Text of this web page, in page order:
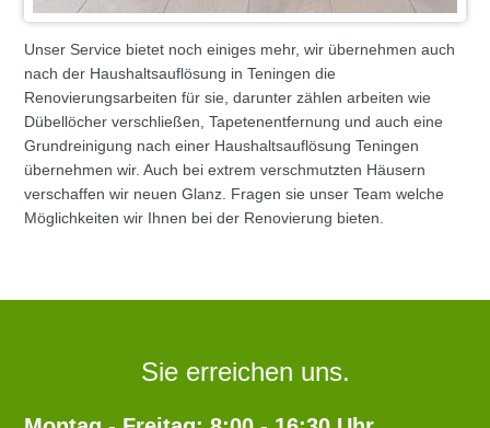
Unser Service bietet noch einiges mehr, wir übernehmen auch
nach der Haushaltsauflösung in Teningen die
Renovierungsarbeiten für sie, darunter zählen arbeiten wie
Dübellöcher verschließen, Tapetenentfernung und auch eine
Grundreinigung nach einer Haushaltsauflösung Teningen
übernehmen wir. Auch bei extrem verschmutzten Häusern
verschaffen wir neuen Glanz. Fragen sie unser Team welche
Möglichkeiten wir Ihnen bei der Renovierung bieten.
Sie erreichen uns.